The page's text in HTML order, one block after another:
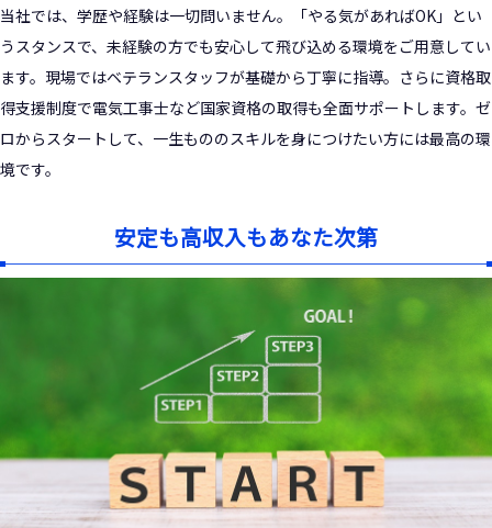
当社では、学歴や経験は一切問いません。「やる気があればOK」とい
うスタンスで、未経験の方でも安心して飛び込める環境をご用意してい
ます。現場ではベテランスタッフが基礎から丁寧に指導。さらに資格取
得支援制度で電気工事士など国家資格の取得も全面サポートします。ゼ
ロからスタートして、一生もののスキルを身につけたい方には最高の環
境です。
安定も高収入もあなた次第